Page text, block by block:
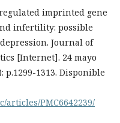
imprinted gene
infertility: possible
Journal of
[Internet]. 24 mayo
p.1299-1313. Disponible
PMC6642239/